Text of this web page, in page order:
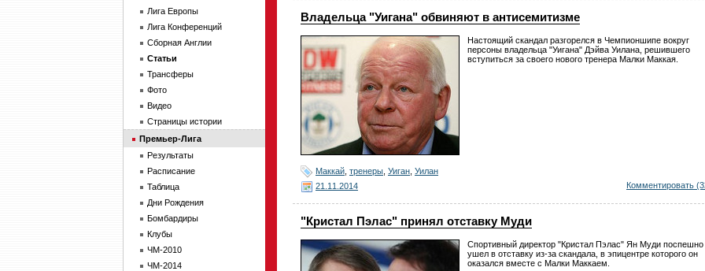
Владельца "Уигана" обвиняют в антисемитизме
Настоящий скандал разгорелся в Чемпионшипе вокруг
персоны владельца "Уигана" Дэйва Уилана, решившего
вступиться за своего нового тренера Малки Маккая.
Маккай тренеры Уиган Уилан
21.11.2014
Комментировать
"Кристал Пэлас" принял отставку Муди
Спортивный директор "Кристал Пэлас" Ян Муди поспешно
ушел в отставку из-за скандала, в эпицентре которого он
оказался вместе с Малки Маккаем.
Лига Европы
Лига Конференций
Сборная Англии
Статьи
Трансферы
Фото
Видео
Страницы истории
Премьер-Лига
Результаты
Расписание
Таблица
Дни Рождения
Бомбардиры
Клубы
ЧМ-2010
ЧМ-2014